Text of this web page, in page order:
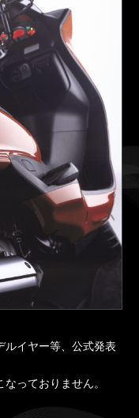
ルイヤー等、公式発表
っておりません。